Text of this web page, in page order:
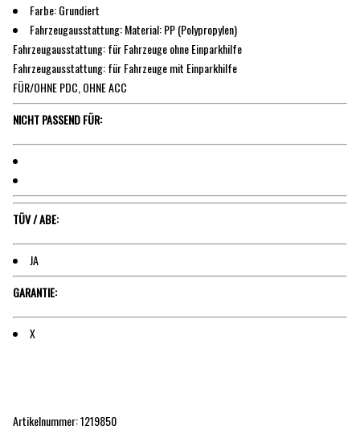
Farbe: Grundiert
Fahrzeugausstattung: Material: PP (Polypropylen)
Fahrzeugausstattung: für Fahrzeuge ohne Einparkhilfe
Fahrzeugausstattung: für Fahrzeuge mit Einparkhilfe
FÜR/OHNE PDC, OHNE ACC
NICHT PASSEND FÜR:
TÜV / ABE:
JA
GARANTIE:
X
Artikelnummer: 1219850